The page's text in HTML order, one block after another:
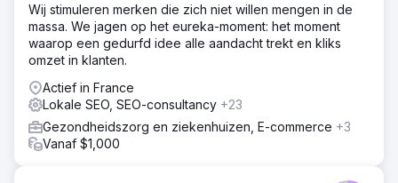
Wij stimuleren merken die zich niet willen mengen in de
massa. We jagen op het eureka-moment: het moment
waarop een gedurfd idee alle aandacht trekt en kliks
omzet in klanten.
Actief in France
Lokale SEO, SEO-consultancy +23
Gezondheidszorg en ziekenhuizen, E-commerce +3
Vanaf $1,000